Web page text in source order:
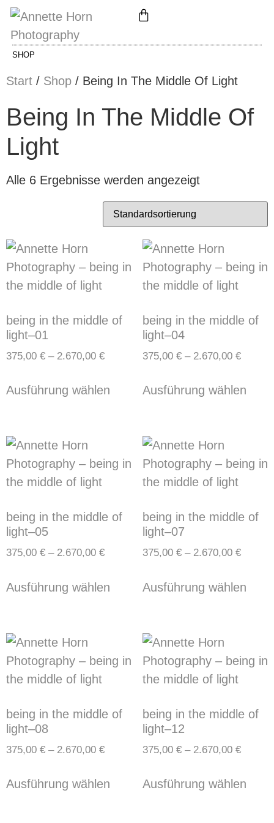
SHOP
Start / Shop / Being In The Middle Of Light
Being In The Middle Of
Light
Alle 6 Ergebnisse werden angezeigt
being in the middle of
light–01
375,00 € – 2.670,00 €
Ausführung wählen
being in the middle of
light–04
375,00 €– 2.670,00 €
Ausführung wählen
being in the middle of
light–05
375,00 € – 2.670,00 €
Ausführung wählen
being in the middle of
light–07
375,00 €– 2.670,00 €
Ausführung wählen
being in the middle of
light–08
375,00 € – 2.670,00 €
Ausführung wählen
being in the middle of
light–12
375,00 €– 2.670,00 €
Ausführung wählen